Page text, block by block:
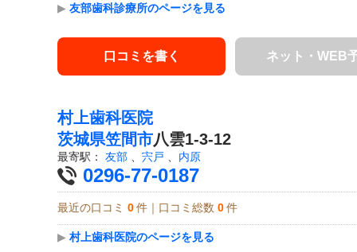
▶ 友部歯科診療所のページを見る
口コミを書く ネット・WEB
村上歯科医院
茨城県笠間市八雲1-3-12
最寄駅： 友部 宍戸 内原
0296-77-0187
最近の口コミ 0 件｜口コミ総数 0 件
▶ 村上歯科医院のページを見る